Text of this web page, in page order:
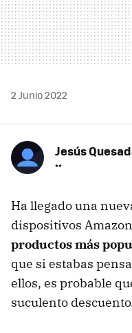
2 Junio 2022
Jesús
**
Ha llegado una
dispositivos
productos más
que si estabas
ellos, es probable
suculento